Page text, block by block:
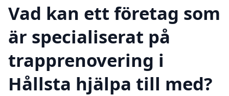
Vad kan ett företag som
är specialiserat på
trapprenovering i
Hållsta hjälpa till med?